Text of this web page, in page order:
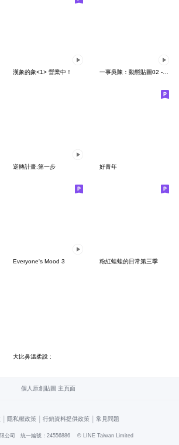
漢象的象<1> 營業中！ 一事吳陳：動態貼圖02 - 愛愛愛
逆轉計畫:第一步 好青年
Everyone's Mood 3 粉紅蛙蛙的日常第三季
大比鼻溫柔說 :
個人原創貼圖 主頁面
| 隱私權政策 | 行銷資料提供政策 | 常見問題
公司 統一編號：24556886 © LINE Taiwan Limited